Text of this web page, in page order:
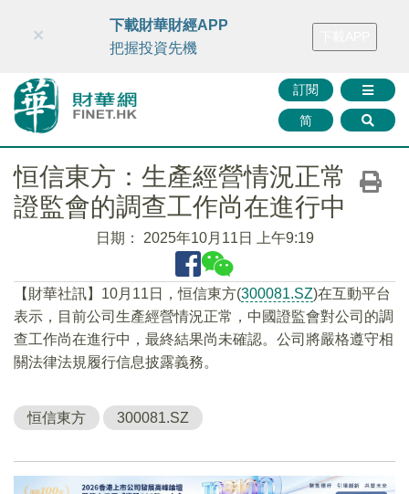
財華智庫網 FINTV FINMETA 財華證券 媒體矩陣
訂閱
简
×
下載財華財經APP
把握投資先機
恒信東方：生產經營情況正常
證監會的調查工作尚在進行中
日期： 2025年10月11日 上午9:19
【財華社訊】10月11日，恒信東方(300081.SZ)在互動平台
表示，目前公司生產經營情況正常，中國證監會對公司的調
查工作尚在進行中，最終結果尚未確認。公司將嚴格遵守相
關法律法規履行信息披露義務。
恒信東方 300081.SZ